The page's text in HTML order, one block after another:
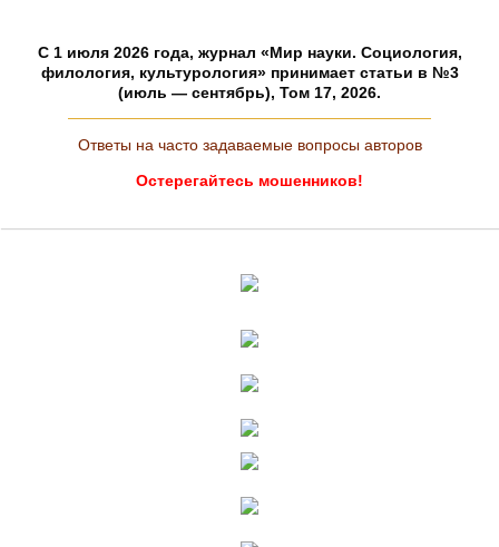
C 1 июля 2026 года, журнал «Мир науки. Социология,
филология, культурология» принимает статьи в №3
(июль — сентябрь), Том 17, 2026.
Ответы на часто задаваемые вопросы авторов
Остерегайтесь мошенников!